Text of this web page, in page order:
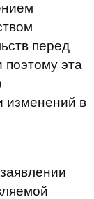
перед
эта
изменений в